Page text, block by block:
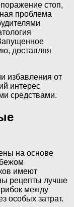
стоп,
проблема
доставляя
избавления от
интерес
средствами.
на основе
имеют
рецепты лучше
между
особых затрат.